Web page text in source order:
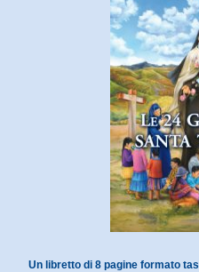
Un libretto di 8 pagine formato